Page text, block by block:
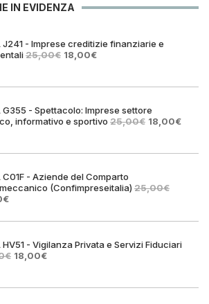
IN EVIDENZA
J241 - Imprese creditizie finanziarie e
25,00€ Il
era:
18,00€Il
è:
G355 - Spettacolo: Imprese settore
informativo e sportivo 25,00€ Il
era:
18,00€Il
è:
C01F - Aziende del Comparto
(Confimpreseitalia) 25,00€
€Il
attuale
18,00€.
HV51 - Vigilanza Privata e Servizi Fiduciari
€ Il
era:
18,00€Il
è: